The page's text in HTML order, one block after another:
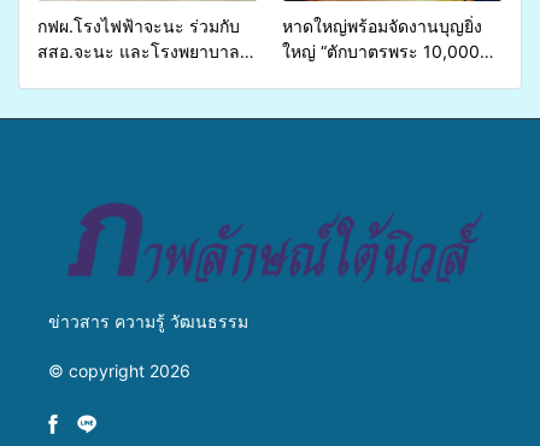
กฟผ.โรงไฟฟ้าจะนะ ร่วมกับ
สสอ.จะนะ และโรงพยาบาล
หาดใหญ่พร้อมจัดงานบุญยิ่ง
ใหญ่ “ตักบาตรพระ 10,000
ข่าวสาร ความรู้ วัฒนธรรม
© copyright 2026